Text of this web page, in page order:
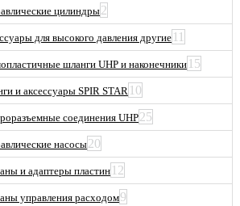
цилиндры2
для высокого давления другие 11
шланги UHP и наконечники 15
и аксессуары SPIR STAR 10
соединения UHP25
насосы20
и адаптеры пластин 12
управления расходом9